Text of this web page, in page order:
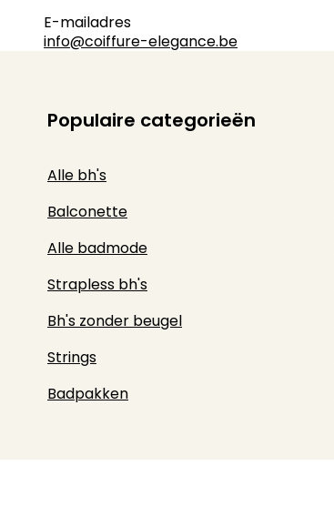
E-mailadres
info@coiffure-elegance.be
Populaire categorieën
Alle bh's
Balconette
Alle badmode
Strapless bh's
Bh's zonder beugel
Strings
Badpakken